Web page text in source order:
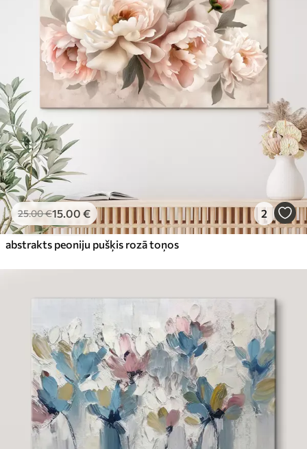
25.00€15.00 € 2
abstrakts peoniju pušķis rozā toņos